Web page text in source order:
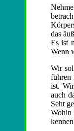
das
Es ist
Wenn
Wir
führen
ist.
auch
Seht
Wohin